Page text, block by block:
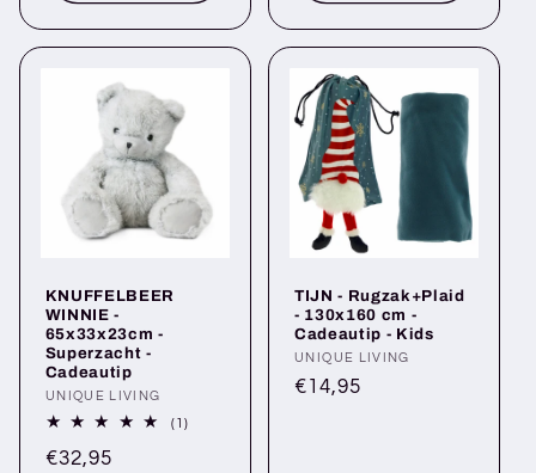
KNUFFELBEER
WINNIE -
65x33x23cm -
Superzacht -
Cadeautip
Verkoper:
UNIQUE LIVING
(1)1
Normale
€32,95
TIJN - Rugzak+Plaid
- 130x160 cm -
Cadeautip - Kids
Verkoper:
UNIQUE LIVING
Normale
€14,95